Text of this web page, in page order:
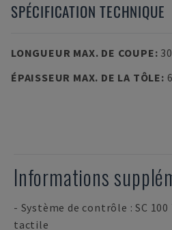
SPÉCIFICATION TECHNIQUE
LONGUEUR MAX. DE COUPE:
ÉPAISSEUR MAX. DE LA TÔLE:
Informations
- Système de contrôle : SC
tactile